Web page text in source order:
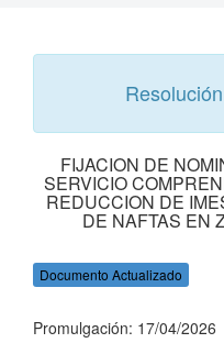
FIJACION DE
SERVICIO
REDUCCION DE
DE NAFTAS EN
Documento Actualizado
Promulgación: 17/04/2026